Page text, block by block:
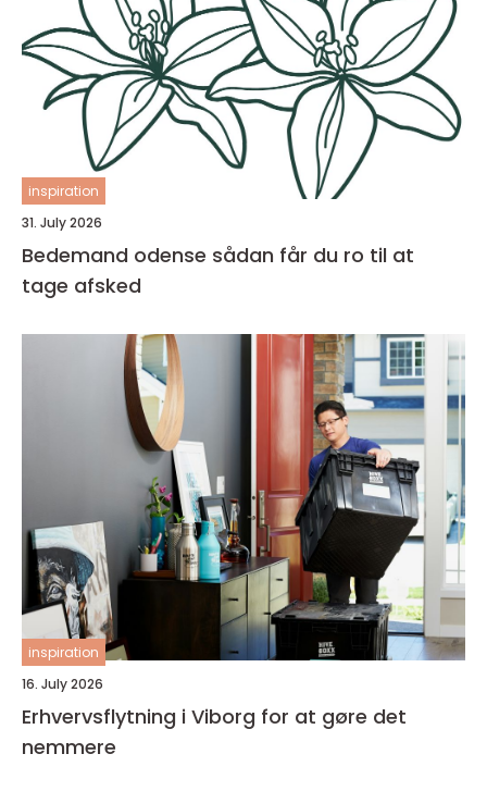
inspiration
31. July 2026
Bedemand odense sådan får du ro til at
tage afsked
inspiration
16. July 2026
Erhvervsflytning i Viborg for at gøre det
nemmere